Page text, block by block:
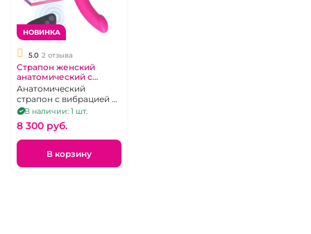
НОВИНКА
5.0 2 отзыва
Страпон женский
анатомический с
вибрацией на
беспроводном пульте
"SlimLine"
Анатомический
страпон с вибрацией и
дистанционном
пультом
В наличии: 1 шт.
8 300 pуб.
В корзину